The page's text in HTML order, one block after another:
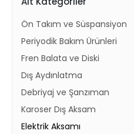
Ön Takım ve Süspansiyon
Periyodik Bakım Ürünleri
Fren Balata ve Diski
Dış Aydınlatma
Debriyaj ve Şanzıman
Karoser Dış Aksam
Elektrik Aksamı